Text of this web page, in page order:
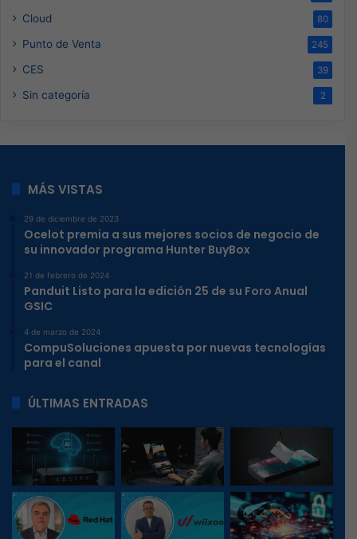
Cloud 80
Punto de Venta 245
CES 39
Sin categoría 2
MÁS VISTAS
29 de diciembre de 2023
Ocelot premia a sus mejores socios de negocio de
su innovador programa Hunter BuyBox
21 de febrero de 2024
Panduit Listo para la edición 25 de su Foro Anual
GSIC
4 de marzo de 2024
CompuSoluciones apuesta por nuevas tecnologías
para el canal
ÚLTIMAS ENTRADAS